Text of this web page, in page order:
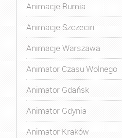
Animacje Rumia
Animacje Szczecin
Animacje Warszawa
Animator Czasu Wolnego
Animator Gdańsk
Animator Gdynia
Animator Kraków